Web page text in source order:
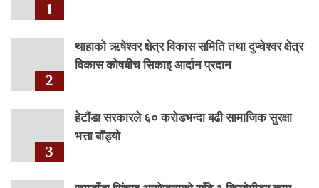
1
2
थाहाको ऋषेश्वर क्षेत्र विकास समिति तथा दुप्चेश्वर क्षेत्र
विकास कोषबीच सिकाइ आर्दान प्रदान
3
हेटौंडा सरकारले ६० करोडभन्दा बढी सामाजिक सुरक्षा
भत्ता बाँड्यो